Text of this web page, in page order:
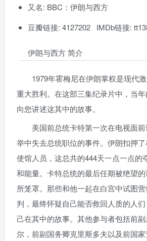
又名: BBC：伊朗与西方
豆瓣链接: 4127202 IMDb链接:
伊朗与西方 简介
1979年霍梅尼在伊朗掌权是现代
重大胜利。在这部三集纪录片中，当
向您讲述这其中的故事。
美国前总统卡特第一次在电视面
举中失去总统职位的事件。伊朗扣押
使馆人员，这总共的444天一点一点的
和能量。卡特总统的最后任期被绝望
所笼罩。那些和他一起在白宫中试图
判，最终怀疑自己能否救回人质的人
己在其中的故事。其他参与者包括前副
尔，前副国务卿克里斯多夫以及前国